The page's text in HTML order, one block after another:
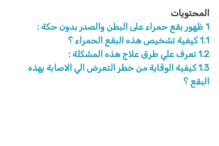
المحتويات
1 ظهور بقع حمراء على البطن والصدر بدون حكة :
1.1 كيفية تشخيص هذه البقع الحمراء ؟
1.2 تعرف علي طرق علاج هذه المشكلة :
1.3 كيفية الوقاية من خطر التعرض الي الاصابة بهذه
البقع ؟